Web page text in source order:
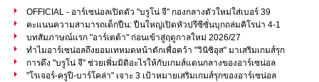
OFFICIAL - อาร์เซน่อลเปิดตัว "บรูโน่ จี" กองกลางตัวใหม่ใส่เบอร์ 39
คะแนนความสามารถเด็กปืน: ปืนใหญ่เปิดหัวปรีซีซั่นบุกถล่มคิโรน่า 4-1
บทสัมภาษณ์แรก "อาร์เตต้า" ก่อนเข้าสู่ฤดูกาลใหม่ 2026/27
ทำไมอาร์เซน่อลถึงยอมเทหมดหน้าตักเพื่อคว้า "วินิซิอุส" มาเสริมเกมส์รุก
การดึง "บรูโน่ จี" ช่วยเพิ่มมิติอะไรให้กับเกมส์แดนกลางของอาร์เซน่อล
"โรเจอร์-ครูปี-บาร์โคล่า" เจาะ 3 เป้าหมายเสริมเกมส์รุกของอาร์เซน่อล